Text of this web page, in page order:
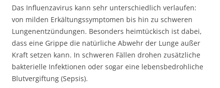
Das Influenzavirus kann sehr unterschiedlich verlaufen:
von milden Erkältungssymptomen bis hin zu schweren
Lungenentzündungen. Besonders heimtückisch ist dabei,
dass eine Grippe die natürliche Abwehr der Lunge außer
Kraft setzen kann. In schweren Fällen drohen zusätzliche
bakterielle Infektionen oder sogar eine lebensbedrohliche
Blutvergiftung (Sepsis).